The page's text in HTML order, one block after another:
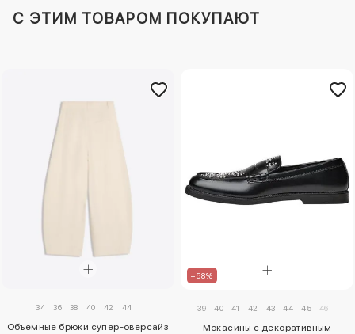
C ЭТИМ ТОВАРОМ ПОКУПАЮТ
34 36 38 40 42 44
Объемные брюки супер-оверсайз
–58%
39 40 41 42 43 44 45 46
Мокасины с декоративным